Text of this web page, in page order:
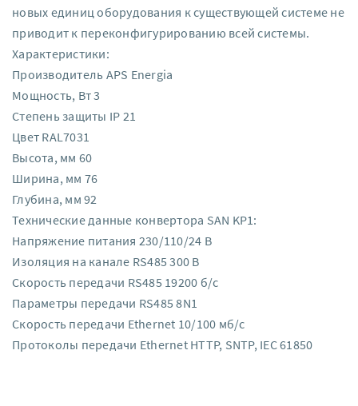
новых единиц оборудования к существующей системе не
приводит к переконфигурированию всей системы.
Характеристики:
Производитель APS Energia
Мощность, Вт 3
Степень защиты IP 21
Цвет RAL7031
Высота, мм 60
Ширина, мм 76
Глубина, мм 92
Технические данные конвертора SAN KP1:
Напряжение питания 230/110/24 В
Изоляция на канале RS485 300 В
Скорость передачи RS485 19200 б/с
Параметры передачи RS485 8N1
Скорость передачи Ethernet 10/100 мб/с
Протоколы передачи Ethernet HTTP, SNTP, IEC 61850